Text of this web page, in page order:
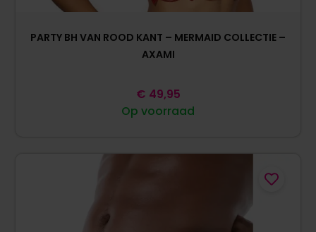
PARTY BH VAN ROOD KANT – MERMAID COLLECTIE –
AXAMI
Op voorraad
€ 49,95